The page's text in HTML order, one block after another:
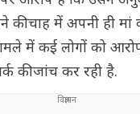
की चाह में अपनी ही मां
में कई लोगों को
की जांच कर रही है.